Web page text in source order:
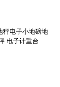
秤电子小地磅地
电子计重台